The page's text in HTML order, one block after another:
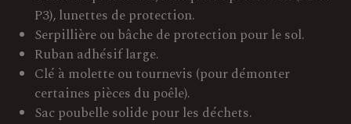
P3), lunettes de protection.
Serpillière ou bâche de protection pour le sol.
Ruban adhésif large.
Clé à molette ou tournevis (pour démonter
certaines pièces du poêle).
Sac poubelle solide pour les déchets.